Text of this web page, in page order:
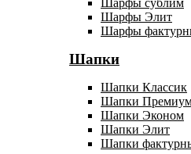
Шарфы Элит
Шарфы
Шапки
Шапки Классик
Шапки
Шапки Эконом
Шапки Элит
Шапки